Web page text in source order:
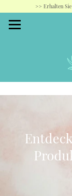
>> Erhalten